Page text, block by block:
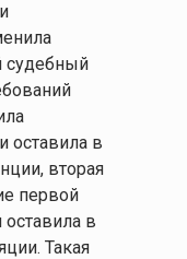
судебный
оставила в
вторая
первой
в
Такая